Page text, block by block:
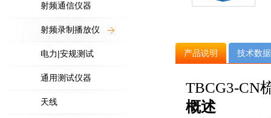
射频通信仪器
射频录制播放仪
电力|安规测试
通用测试仪器
天线
产品说明 技术数据
TBCG3-CN
概述